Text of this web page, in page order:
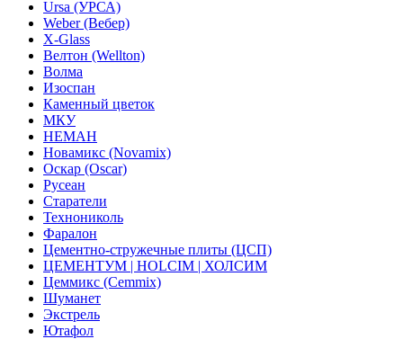
Ursa (УРСА)
Weber (Вебер)
X-Glass
Велтон (Wellton)
Волма
Изоспан
Каменный цветок
МКУ
НЕМАН
Новамикс (Novamix)
Оскар (Oscar)
Русеан
Старатели
Технониколь
Фаралон
Цементно-стружечные плиты (ЦСП)
ЦЕМЕНТУМ | HOLCIM | ХОЛСИМ
Цеммикс (Cemmix)
Шуманет
Экстрель
Ютафол